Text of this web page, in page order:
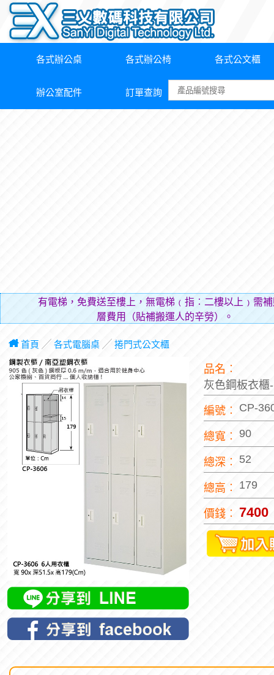
各式辦公桌 各式辦公椅 各式公文櫃
辦公室配件 訂單查詢
有電梯，免費送至樓上，無電梯﹙指︰二樓以上﹚需
層費用（貼補搬運人的辛勞）。
首頁 ╱ 各式電腦桌╱ 捲門式公文櫃
品名︰
灰色鋼板衣
編號︰ CP-
總寬︰ 90
總深︰ 52
總高︰ 179
價錢︰ 7400